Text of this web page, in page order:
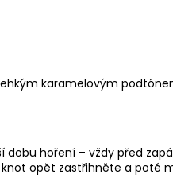
karamelovým
hoření – vždy před
opět zastřihněte a poté